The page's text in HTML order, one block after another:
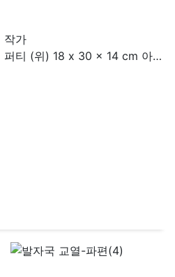
작가
에폭시 퍼티 (위) 18 x 30 x 14 cm 아래) 18 x 30 x 14 cm)